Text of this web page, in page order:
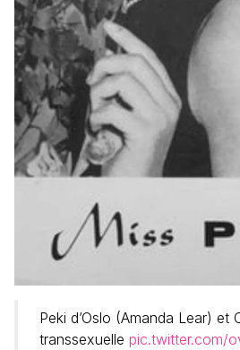
Peki d’Oslo (Amanda Lear) et
transsexuelle pic.twitter.com/